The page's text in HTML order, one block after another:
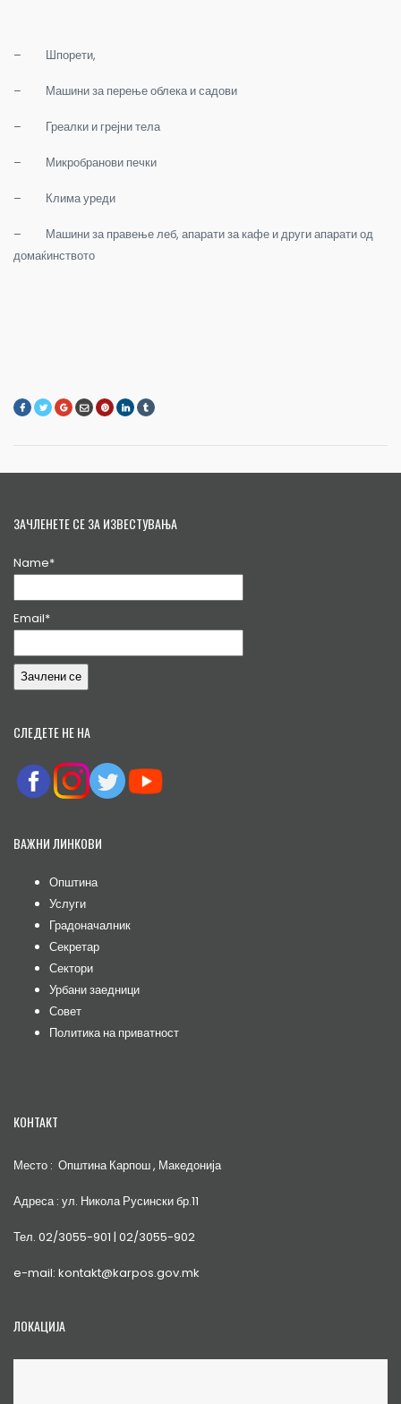
– Шпорети,
– Машини за перење облека и садови
– Греалки и грејни тела
– Микробранови печки
– Клима уреди
– Машини за правење леб, апарати за кафе и други апарати од
домаќинството
ЗАЧЛЕНЕТЕ СЕ ЗА ИЗВЕСТУВАЊА
Name*
Email*
СЛЕДЕТЕ НЕ НА
ВАЖНИ ЛИНКОВИ
Општина
Услуги
Градоначалник
Секретар
Сектори
Урбани заедници
Совет
Политика на приватност
КОНТАКТ
Место : Општина Карпош , Македонија
Адреса : ул. Никола Русински бр.11
Тел. 02/3055-901 | 02/3055-902
e-mail: kontakt@karpos.gov.mk
ЛОКАЦИЈА